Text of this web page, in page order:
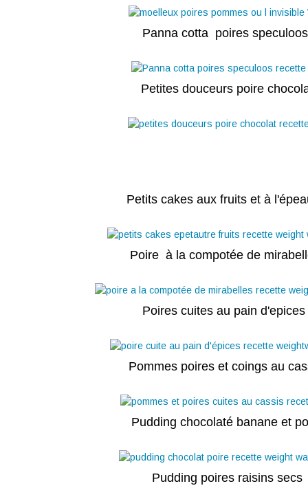
Panna cotta poires
Petites douceurs poire
Petits cakes aux fruits et à
Poire à la compotée de
Poires cuites au pain
Pommes poires et coings au
Pudding chocolaté banane et
Pudding poires raisins secs